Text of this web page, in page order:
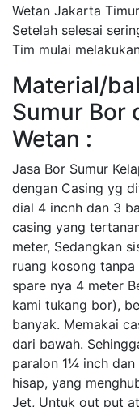
Wetan Jakarta
Setelah selesai
Tim mulai
Material/
Sumur Bor
Wetan :
Jasa Bor Sumur
dengan Casing yg
dial 4 incnh dan 3
casing yang
meter, Sedangkan
ruang kosong
spare nya 4 meter
kami tukang bor),
banyak. Memakai
dari bawah.
paralon 1¼ inch dan
hisap, yang
Jet, Untuk out put